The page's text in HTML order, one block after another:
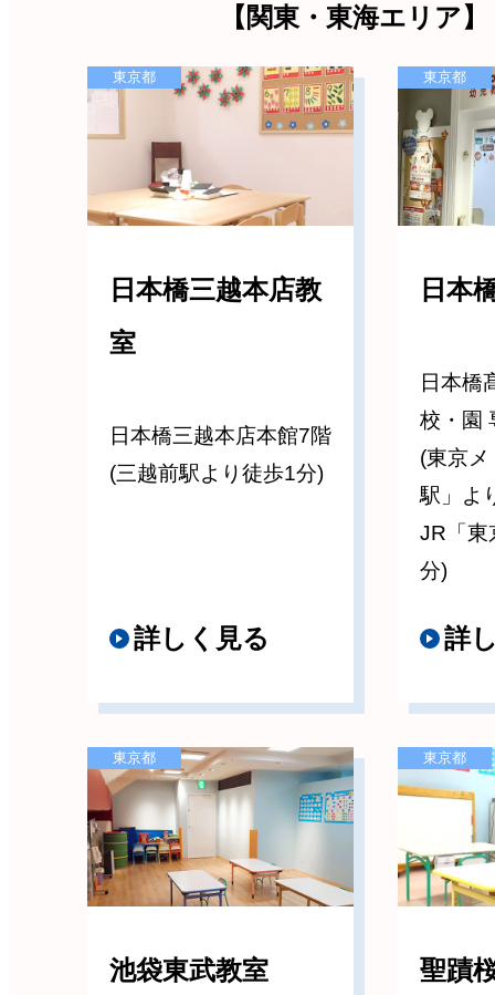
【関東・東海エリア】
日本橋三越本店教
室
日本橋三越本店本館7階
(三越前駅より徒歩1分)
詳しく見る
東京都
日本
日本橋
校・園
(東京
駅」よ
JR「東
分)
詳
東京都
池袋東武教室
東京都
聖蹟
東京都